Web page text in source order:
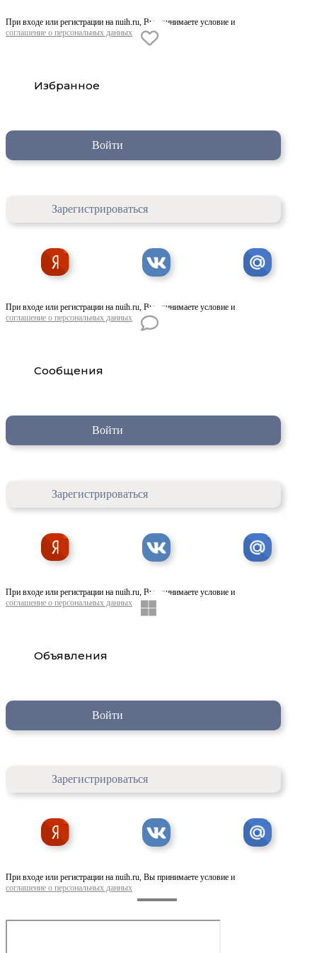
При входе или регистрации на nuih.ru, Вы принимаете условие и
соглашение о персональных данных
Избранное
Войти
Зарегистрироваться
При входе или регистрации на nuih.ru, Вы принимаете условие и
соглашение о персональных данных
Сообщения
Войти
Зарегистрироваться
При входе или регистрации на nuih.ru, Вы принимаете условие и
соглашение о персональных данных
Объявления
Войти
Зарегистрироваться
При входе или регистрации на nuih.ru, Вы принимаете условие и
соглашение о персональных данных